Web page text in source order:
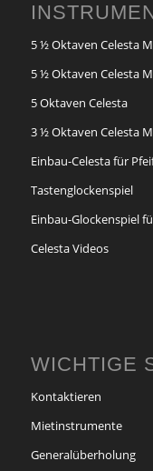
5 ½ Oktaven Celesta
5 ½ Oktaven Celesta
5 Oktaven Celesta
3 ½ Oktaven Celesta
Einbau-Celesta für
Tastenglockenspiel
Einbau-Glockenspiel
Celesta Videos
WICHTIGE
Kontaktieren
Mietinstrumente
Generalüberholung